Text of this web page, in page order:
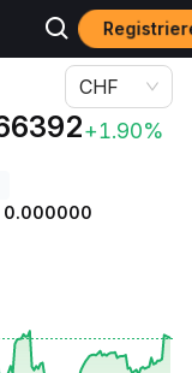
+1.90%
CHF
0.000000